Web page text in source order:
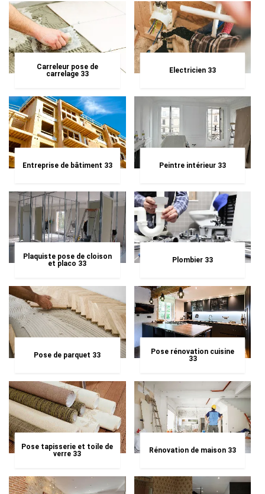
Carreleur pose de
carrelage 33
Electricien 33
Entreprise de bâtiment 33 Peintre intérieur 33
Plaquiste pose de cloison
et placo 33
Plombier 33
Pose de parquet 33
Pose rénovation cuisine
33
Pose tapisserie et toile de
verre 33
Rénovation de maison 33